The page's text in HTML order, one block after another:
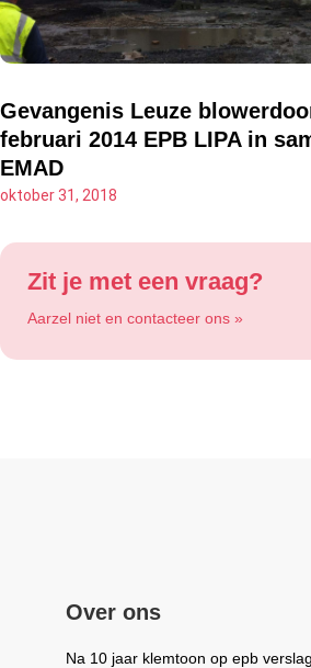
Gevangenis Leuze
februari 2014 EPB LIPA in
EMAD
oktober 31, 2018
Zit je met een vraag?
Aarzel niet en contacteer ons »
Over ons
Na 10 jaar klemtoon op epb